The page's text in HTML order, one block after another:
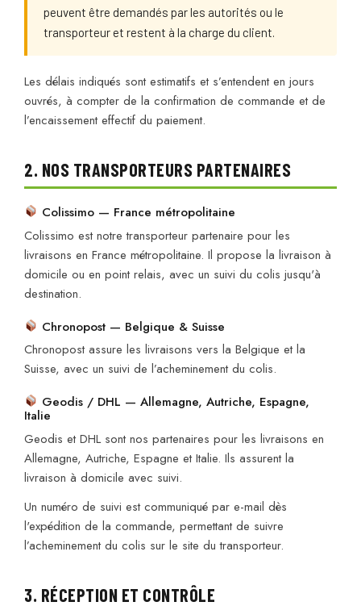
peuvent être demandés par les autorités ou le
transporteur et restent à la charge du client.
Les délais indiqués sont estimatifs et s’entendent en jours
ouvrés, à compter de la confirmation de commande et de
l’encaissement effectif du paiement.
2. NOS TRANSPORTEURS PARTENAIRES
Colissimo — France métropolitaine
Colissimo est notre transporteur partenaire pour les
livraisons en France métropolitaine. Il propose la livraison à
domicile ou en point relais, avec un suivi du colis jusqu'à
destination.
Chronopost — Belgique & Suisse
Chronopost assure les livraisons vers la Belgique et la
Suisse, avec un suivi de l’acheminement du colis.
Geodis / DHL — Allemagne, Autriche, Espagne,
Italie
Geodis et DHL sont nos partenaires pour les livraisons en
Allemagne, Autriche, Espagne et Italie. Ils assurent la
livraison à domicile avec suivi.
Un numéro de suivi est communiqué par e-mail dès
l'expédition de la commande, permettant de suivre
l’acheminement du colis sur le site du transporteur.
3. RÉCEPTION ET CONTRÔLE